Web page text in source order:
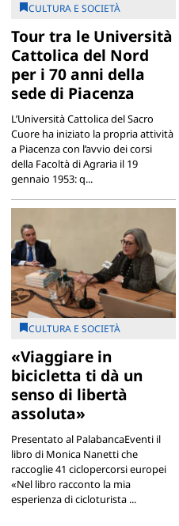
CULTURA E SOCIETÀ
Tour tra le Università
Cattolica del Nord
per i 70 anni della
sede di Piacenza
L’Università Cattolica del Sacro
Cuore ha iniziato la propria attività
a Piacenza con l’avvio dei corsi
della Facoltà di Agraria il 19
gennaio 1953: q...
CULTURA E SOCIETÀ
«Viaggiare in
bicicletta ti dà un
senso di libertà
assoluta»
Presentato al PalabancaEventi il
libro di Monica Nanetti che
raccoglie 41 ciclopercorsi europei
«Nel libro racconto la mia
esperienza di cicloturista ...